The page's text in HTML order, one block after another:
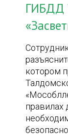
ГИБДД
котором
правилах